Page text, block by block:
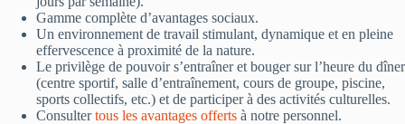
Gamme complète d’avantages sociaux.
Un environnement de travail stimulant, dynamique et en pleine
effervescence à proximité de la nature.
Le privilège de pouvoir s’entraîner et bouger sur l’heure du dîner
(centre sportif, salle d’entraînement, cours de groupe, piscine,
sports collectifs, etc.) et de participer à des activités culturelles.
Consultertous les avantages offerts à notre personnel.